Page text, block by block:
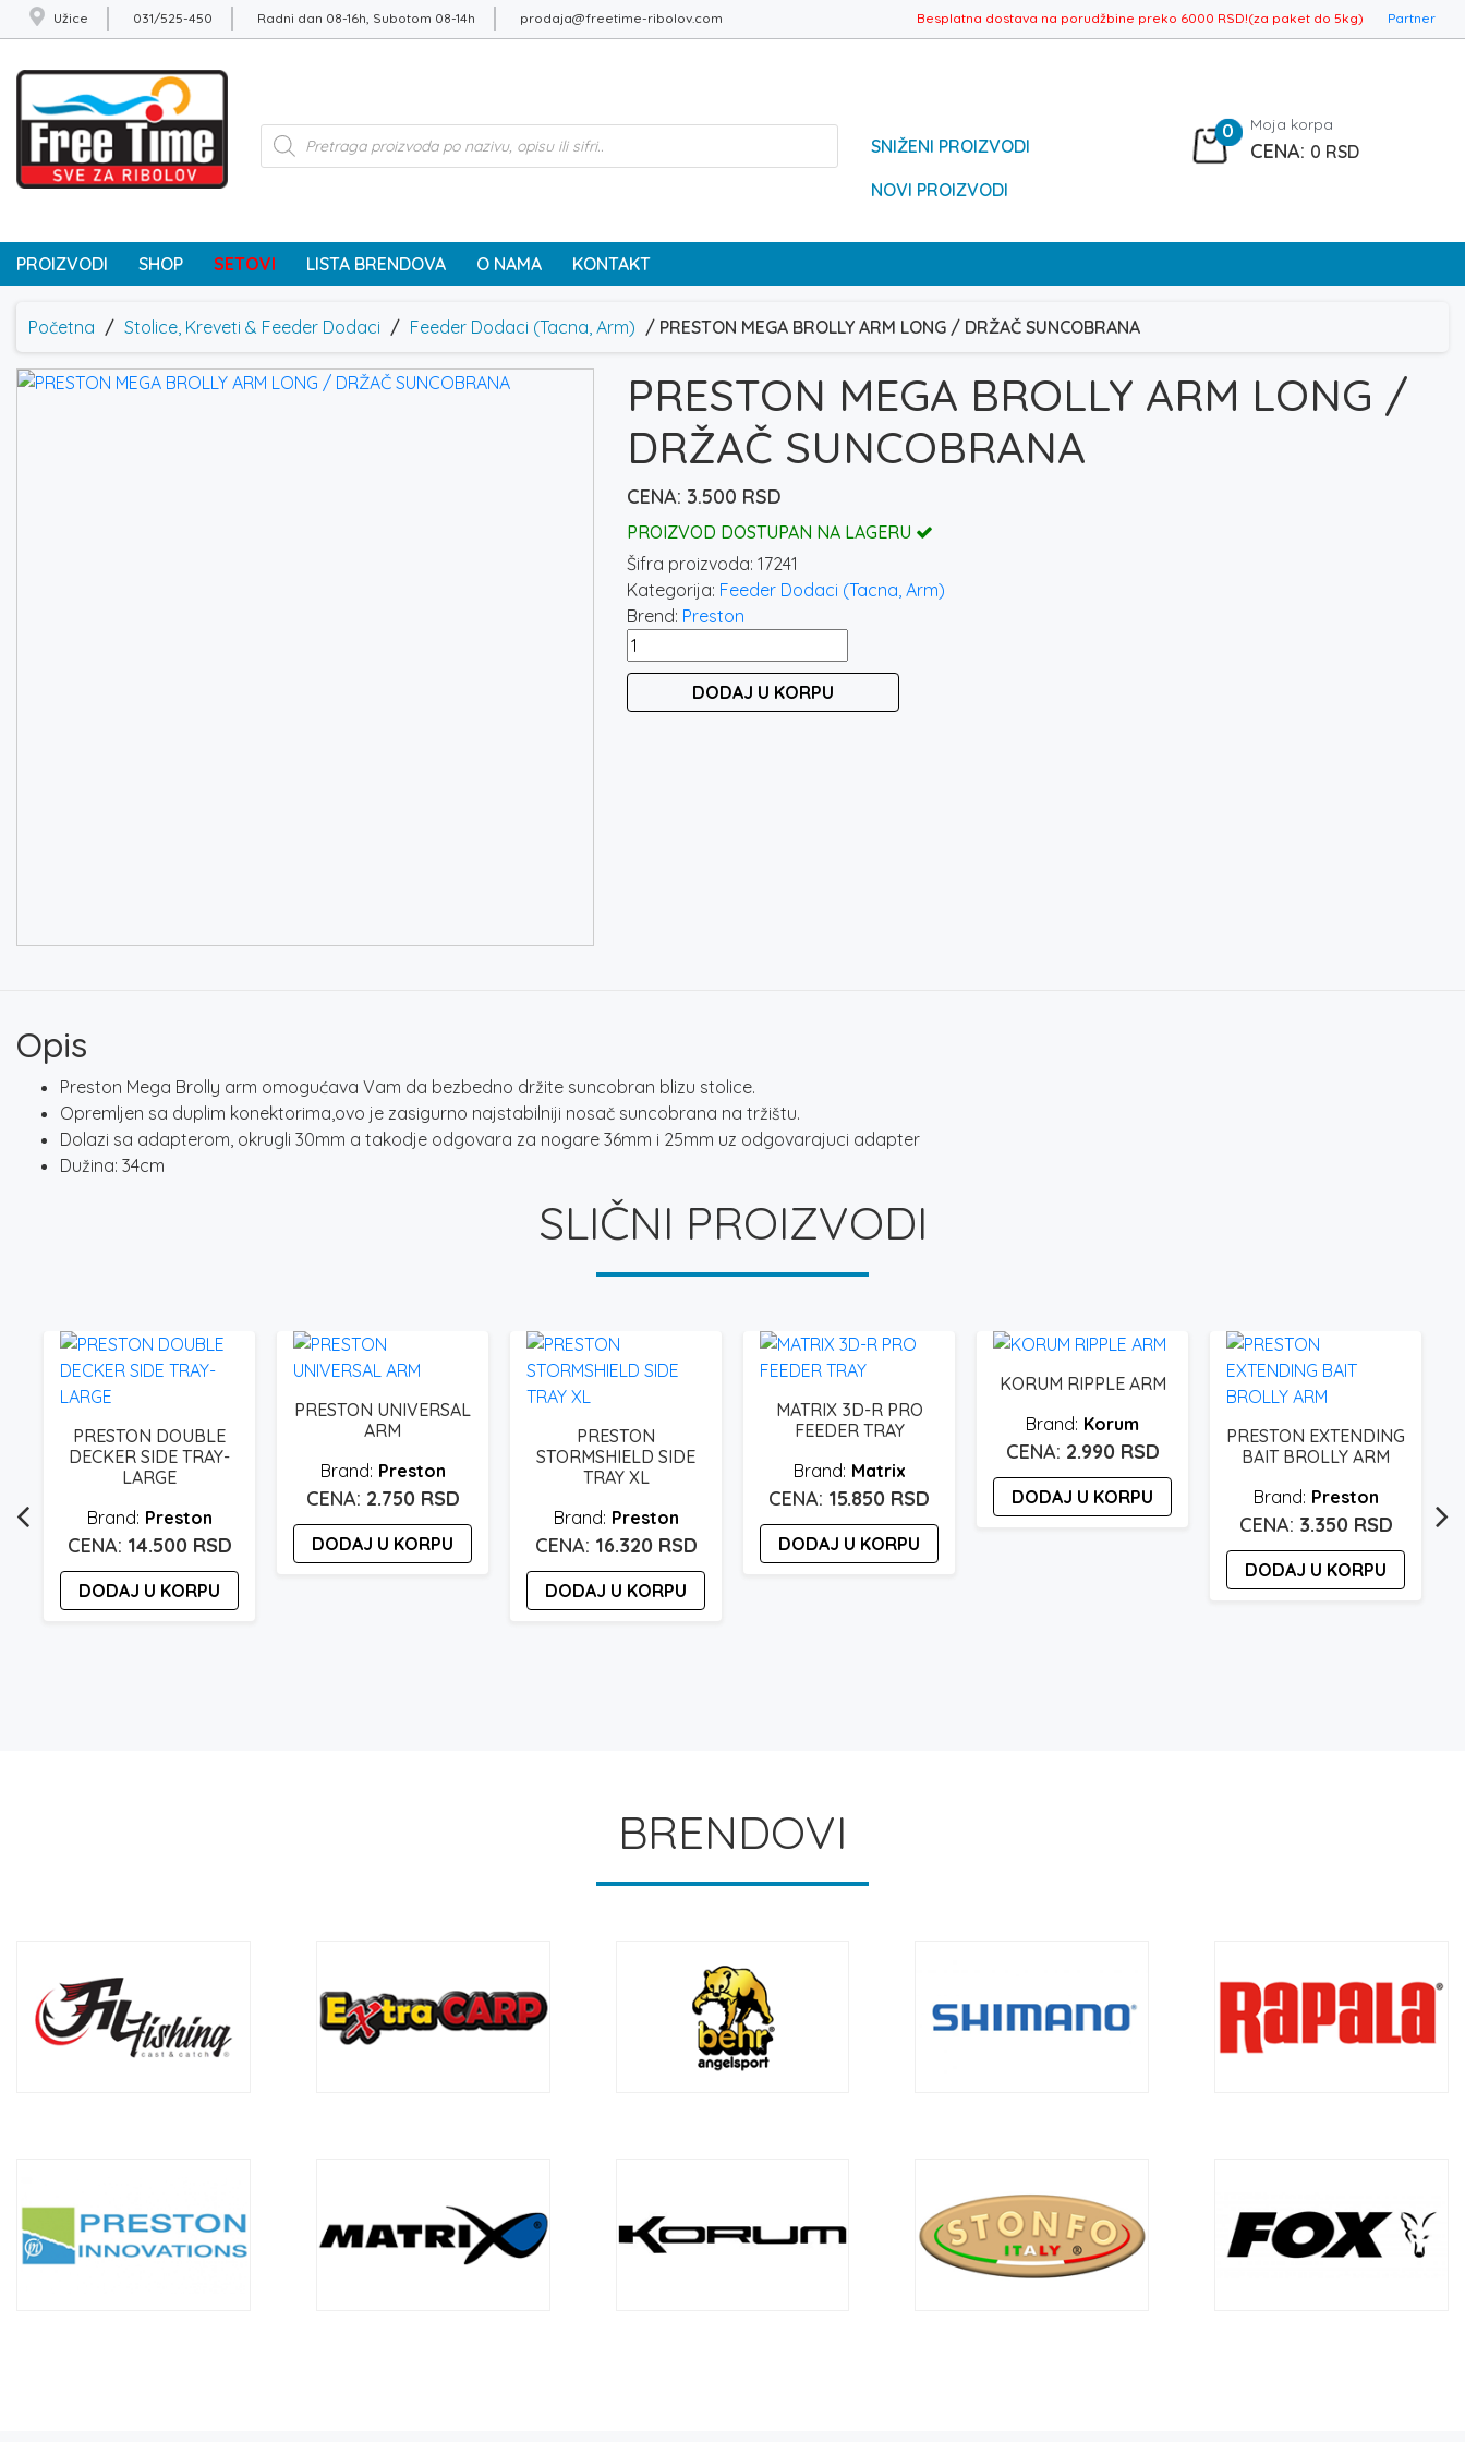
Užice 031/525-450 Radni dan 08-16h, Subotom 08-14h prodaja@freetime-ribolov.com Besplatna dostava na porudžbine preko 6000 RSD!(za paket do 5kg) Partner
Products
search
SNIŽENI PROIZVODI
NOVI PROIZVODI
0 Moja korpa
0 RSD
PROIZVODI SHOP SETOVI LISTA BRENDOVA O NAMA KONTAKT
Početna / Stolice, Kreveti & Feeder Dodaci / Feeder Dodaci (Tacna, Arm) / PRESTON MEGA BROLLY ARM LONG / DRŽAČ SUNCOBRANA
PRESTON MEGA BROLLY ARM LONG /
DRŽAČ SUNCOBRANA
3.500 RSD
PROIZVOD DOSTUPAN NA LAGERU
Šifra proizvoda: 17241
Kategorija: Feeder Dodaci (Tacna, Arm)
Brend: Preston
PRESTON
MEGA
ARM
DODAJ U KORPU
Opis
Preston Mega Brolly arm omogućava Vam da bezbedno držite suncobran blizu stolice.
Opremljen sa duplim konektorima,ovo je zasigurno najstabilniji nosač suncobrana na tržištu.
Dolazi sa adapterom, okrugli 30mm a takodje odgovara za nogare 36mm i 25mm uz odgovarajuci adapter
Dužina: 34cm
SLIČNI PROIZVODI
PRESTON DOUBLE
DECKER SIDE TRAY-
LARGE
Preston
14.500 RSD
DODAJ U KORPU
PRESTON UNIVERSAL
ARM
Preston
2.750 RSD
DODAJ U KORPU
PRESTON
STORMSHIELD SIDE
TRAY XL
Preston
16.320 RSD
DODAJ U KORPU
MATRIX 3D-R PRO
FEEDER TRAY
Matrix
15.850 RSD
DODAJ U KORPU
KORUM RIPPLE ARM
Korum
2.990 RSD
DODAJ U KORPU
PRESTON EXTENDING
BAIT BROLLY ARM
Preston
3.350 RSD
DODAJ U KORPU
BRENDOVI